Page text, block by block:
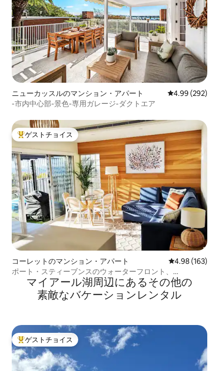
ニューカッスルのマンション・アパート レビュー292
4.99 (292)
-市内中心部-景色-専用ガレージ-ダクトエア
大好評のゲストチョイスです。
ゲストチョイス
コーレットのマンション・アパート レビュー163
4.98 (163)
ポート・スティーブンスのウォーターフロント、
DolphinShoresでカヤック3台＋SUP体験
マイアール湖⁠周⁠辺⁠に⁠あ⁠るそ⁠の⁠他⁠の
素⁠敵⁠なバ⁠ケ⁠ー⁠シ⁠ョ⁠ン⁠レ⁠ン⁠タ⁠ル
大好評のゲストチョイスです。
ゲストチョイス